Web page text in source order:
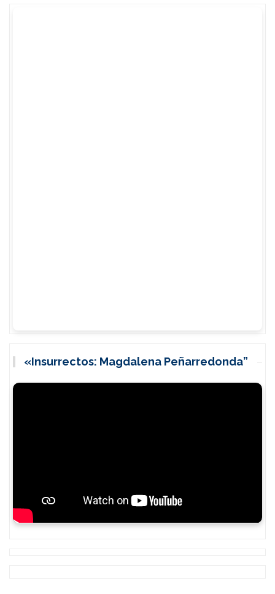
«Insurrectos: Magdalena Peñarredonda”